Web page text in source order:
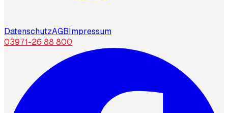
DatenschutzAGBImpressum
03971-26 88 800